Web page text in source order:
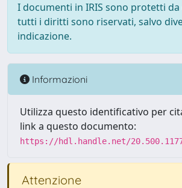
I documenti in IRIS sono protetti
tutti i diritti sono riservati, salvo
indicazione.
Informazioni
Utilizza questo identificativo per
link a questo documento:
https://hdl.handle.net/
Attenzione